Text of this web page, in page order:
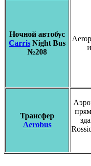
Ночной автобус
Carris Night Bus
№208
Трансфер
Aerobus